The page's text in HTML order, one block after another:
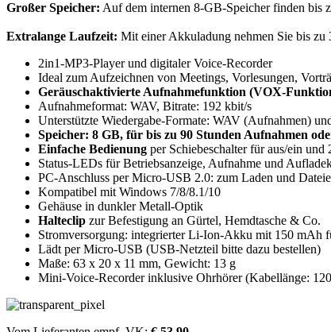
Großer Speicher: Auf dem internen 8-GB-Speicher finden bis
Extralange Laufzeit: Mit einer Akkuladung nehmen Sie bis zu
2in1-MP3-Player und digitaler Voice-Recorder
Ideal zum Aufzeichnen von Meetings, Vorlesungen,
Geräuschaktivierte Aufnahmefunktion (VOX-
Aufnahmeformat: WAV, Bitrate: 192 kbit/s
Unterstützte Wiedergabe-Formate: WAV (Aufnahmen)
Speicher: 8 GB, für bis zu 90 Stunden Aufnahmen
Einfache Bedienung per Schiebeschalter für aus/ein
Status-LEDs für Betriebsanzeige, Aufnahme und
PC-Anschluss per Micro-USB 2.0: zum Laden und
Kompatibel mit Windows 7/8/8.1/10
Gehäuse in dunkler Metall-Optik
Halteclip zur Befestigung an Gürtel, Hemdtasche & Co.
Stromversorgung: integrierter Li-Ion-Akku mit 150 mAh
Lädt per Micro-USB (USB-Netzteil bitte dazu bestellen)
Maße: 63 x 20 x 11 mm, Gewicht: 13 g
Mini-Voice-Recorder inklusive Ohrhörer (Kabellänge: